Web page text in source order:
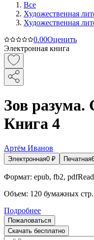
Все
Художественная
Художественная
0.00Оценить
Электронная книга
Зов разума.
Книга 4
Артём Иванов
Электронная0 ₽ Печатная
Формат: epub, fb2,
Объем: 120 бумажных стр.
Подробнее
Пожаловаться
Скачать бесплатно